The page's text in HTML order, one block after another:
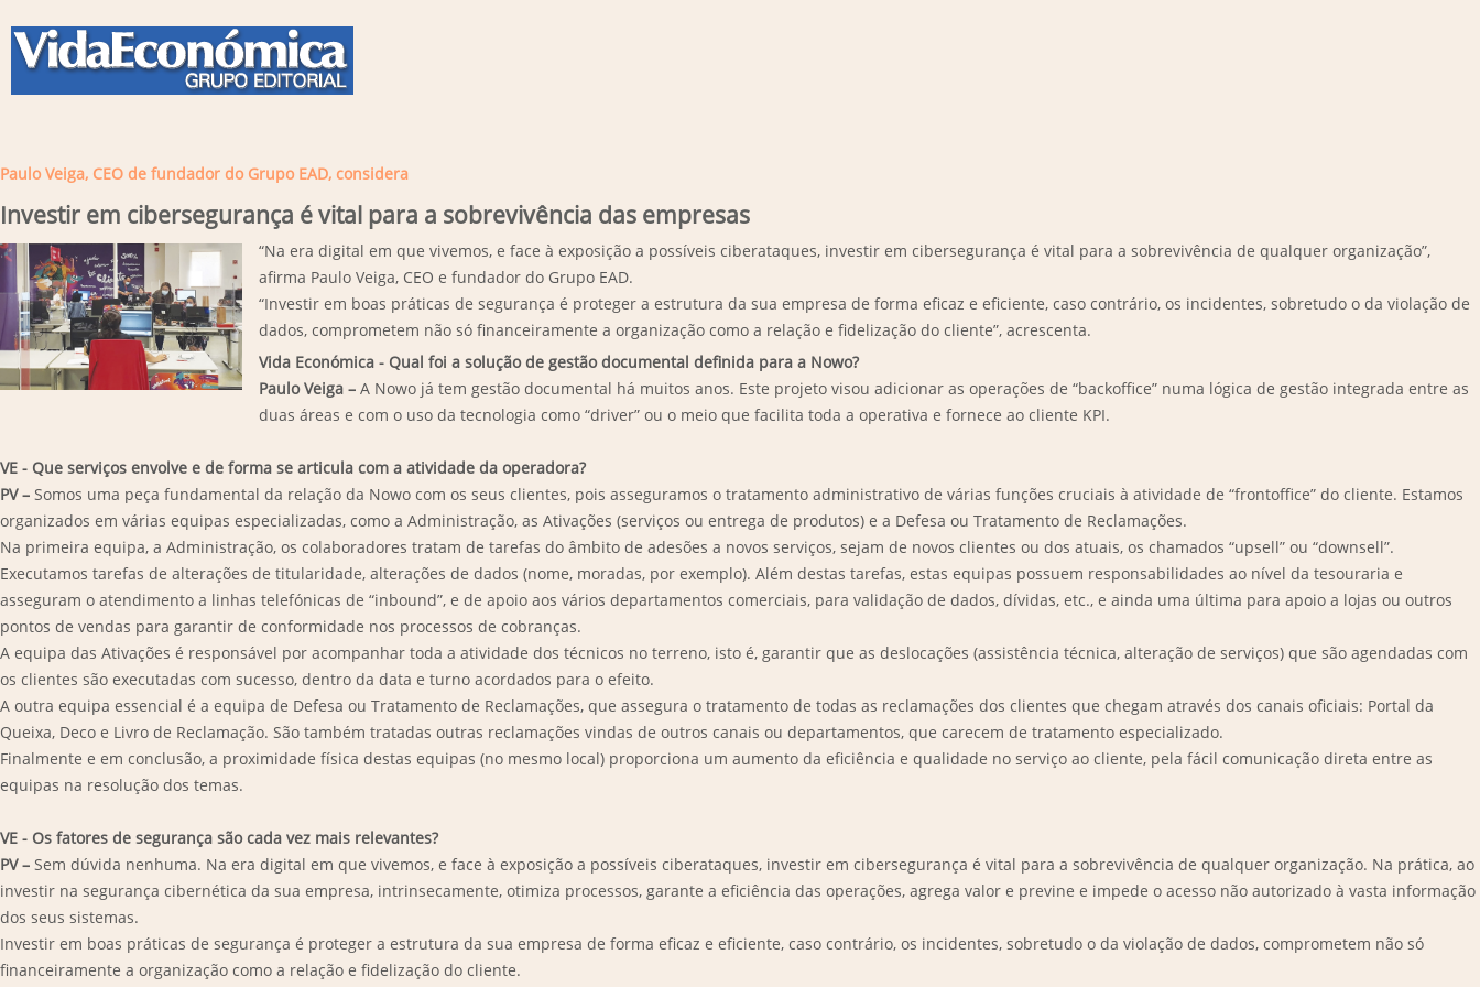
Paulo Veiga, CEO de fundador do Grupo EAD, considera
Investir em cibersegurança é vital para a sobrevivência das empresas
“Na era digital em que vivemos, e face à exposição a possíveis ciberataques, investir em cibersegurança é vital para a sobrevivência de qualquer organização”,
afirma Paulo Veiga, CEO e fundador do Grupo EAD.
“Investir em boas práticas de segurança é proteger a estrutura da sua empresa de forma eficaz e eficiente, caso contrário, os incidentes, sobretudo o da violação de
dados, comprometem não só financeiramente a organização como a relação e fidelização do cliente”, acrescenta.
Vida Económica - Qual foi a solução de gestão documental definida para a Nowo?
Paulo Veiga – A Nowo já tem gestão documental há muitos anos. Este projeto visou adicionar as operações de “backoffice” numa lógica de gestão integrada entre as
duas áreas e com o uso da tecnologia como “driver” ou o meio que facilita toda a operativa e fornece ao cliente KPI.
VE - Que serviços envolve e de forma se articula com a atividade da operadora?
PV – Somos uma peça fundamental da relação da Nowo com os seus clientes, pois asseguramos o tratamento administrativo de várias funções cruciais à atividade de “frontoffice” do cliente. Estamos
organizados em várias equipas especializadas, como a Administração, as Ativações (serviços ou entrega de produtos) e a Defesa ou Tratamento de Reclamações.
Na primeira equipa, a Administração, os colaboradores tratam de tarefas do âmbito de adesões a novos serviços, sejam de novos clientes ou dos atuais, os chamados “upsell” ou “downsell”.
Executamos tarefas de alterações de titularidade, alterações de dados (nome, moradas, por exemplo). Além destas tarefas, estas equipas possuem responsabilidades ao nível da tesouraria e
asseguram o atendimento a linhas telefónicas de “inbound”, e de apoio aos vários departamentos comerciais, para validação de dados, dívidas, etc., e ainda uma última para apoio a lojas ou outros
pontos de vendas para garantir de conformidade nos processos de cobranças.
A equipa das Ativações é responsável por acompanhar toda a atividade dos técnicos no terreno, isto é, garantir que as deslocações (assistência técnica, alteração de serviços) que são agendadas com
os clientes são executadas com sucesso, dentro da data e turno acordados para o efeito.
A outra equipa essencial é a equipa de Defesa ou Tratamento de Reclamações, que assegura o tratamento de todas as reclamações dos clientes que chegam através dos canais oficiais: Portal da
Queixa, Deco e Livro de Reclamação. São também tratadas outras reclamações vindas de outros canais ou departamentos, que carecem de tratamento especializado.
Finalmente e em conclusão, a proximidade física destas equipas (no mesmo local) proporciona um aumento da eficiência e qualidade no serviço ao cliente, pela fácil comunicação direta entre as
equipas na resolução dos temas.
VE - Os fatores de segurança são cada vez mais relevantes?
PV – Sem dúvida nenhuma. Na era digital em que vivemos, e face à exposição a possíveis ciberataques, investir em cibersegurança é vital para a sobrevivência de qualquer organização. Na prática, ao
investir na segurança cibernética da sua empresa, intrinsecamente, otimiza processos, garante a eficiência das operações, agrega valor e previne e impede o acesso não autorizado à vasta informação
dos seus sistemas.
Investir em boas práticas de segurança é proteger a estrutura da sua empresa de forma eficaz e eficiente, caso contrário, os incidentes, sobretudo o da violação de dados, comprometem não só
financeiramente a organização como a relação e fidelização do cliente.